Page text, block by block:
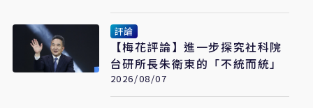
評論
【梅花評論】進一步探究社科院
台研所長朱衛東的「不統而統」
2026/08/07